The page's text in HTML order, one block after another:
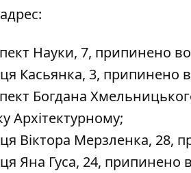
Науки, 7, припинено
Касьянка, 3, припинено
Богдана
Архітектурному;
Віктора Мерзленка, 28,
Яна Гуса, 24, припинено